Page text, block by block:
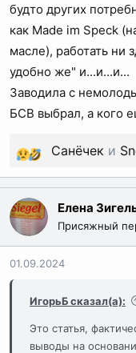
будто других
как Made im Speck
масле), работать ни
удобно же" и...и...и...
Заводила с
БСВ выбрал, а кого
Р
е
а
к
ц
Санёчек и
Елена
Присяжный
01.09.2024
ИгорьБ сказал(а):
Это статья,
выводы на